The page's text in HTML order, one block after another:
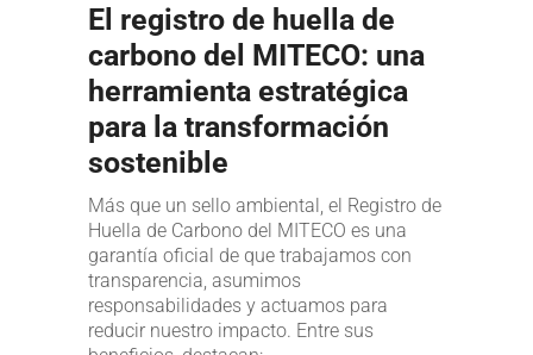
El registro de huella de
carbono del MITECO: una
herramienta estratégica
para la transformación
sostenible
Más que un sello ambiental, el Registro de
Huella de Carbono del MITECO es una
garantía oficial de que trabajamos con
transparencia, asumimos
responsabilidades y actuamos para
reducir nuestro impacto. Entre sus